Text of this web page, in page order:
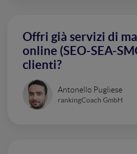
Offri già servizi di
online (SEO-SEA-
clienti?
Antonello Pugliese
rankingCoach GmbH